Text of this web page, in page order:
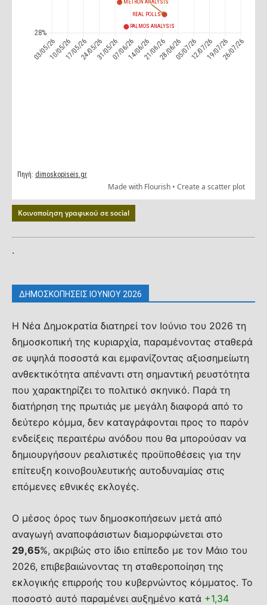
Κοινοποίηση γραφικού σε social
.
ΔΗΜΟΣΚΟΠΗΣΕΙΣ ΙΟΥΝΙΟΥ 2026
Η Νέα Δημοκρατία διατηρεί τον Ιούνιο του 2026 τη
δημοσκοπική της κυριαρχία, παραμένοντας σταθερά
σε υψηλά ποσοστά και εμφανίζοντας αξιοσημείωτη
ανθεκτικότητα απέναντι στη σημαντική ρευστότητα
που χαρακτηρίζει το πολιτικό σκηνικό. Παρά τη
διατήρηση της πρωτιάς με μεγάλη διαφορά από το
δεύτερο κόμμα, δεν καταγράφονται προς το παρόν
ενδείξεις περαιτέρω ανόδου που θα μπορούσαν να
δημιουργήσουν ρεαλιστικές προϋποθέσεις για την
επίτευξη κοινοβουλευτικής αυτοδυναμίας στις
επόμενες εθνικές εκλογές.
Ο μέσος όρος των δημοσκοπήσεων μετά από
αναγωγή αναποφάσιστων διαμορφώνεται στο
29,65%, ακριβώς στο ίδιο επίπεδο με τον Μάιο του
2026, επιβεβαιώνοντας τη σταθεροποίηση της
εκλογικής επιρροής του κυβερνώντος κόμματος. Το
ποσοστό αυτό παραμένει αυξημένο κατά +1,34